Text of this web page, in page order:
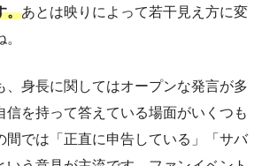
。あとは映りによって若干見え方に変
、身長に関してはオープンな発言が多
信を持って答えている場面がいくつも
間では「正直に申告している」「サバ